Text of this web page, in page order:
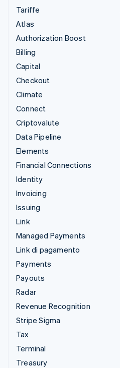
Tariffe
Atlas
Authorization Boost
Billing
Capital
Checkout
Climate
Connect
Criptovalute
Data Pipeline
Elements
Financial Connections
Identity
Invoicing
Issuing
Link
Managed Payments
Link di pagamento
Payments
Payouts
Radar
Revenue Recognition
Stripe Sigma
Tax
Terminal
Treasury